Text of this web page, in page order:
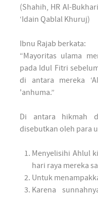
(Shahih, HR Al-
‘Idain Qablal Khuruj)
Ibnu Rajab berkata:
“Mayoritas ulama
pada Idul Fitri
di antara mereka
'anhuma.”
Di antara hikmah
disebutkan oleh para
Menyelisihi Ahlul
hari raya mereka
Untuk
Karena